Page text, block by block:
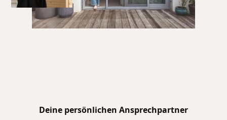
Deine persönlichen Ansprechpartner